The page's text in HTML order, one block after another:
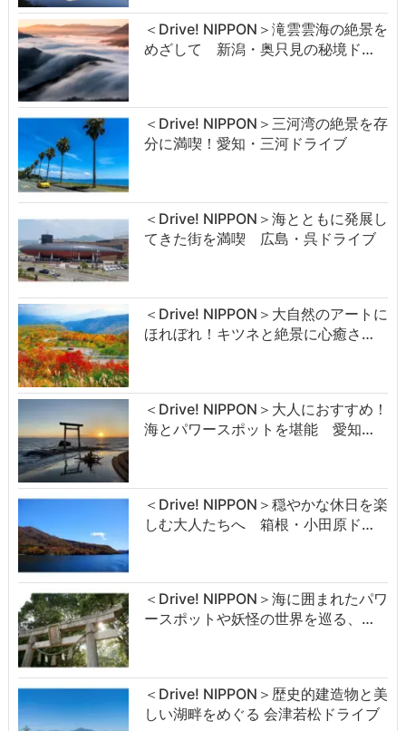
＜Drive! NIPPON＞滝雲雲海の絶景を
めざして 新潟・奥只見の秘境ド…
＜Drive! NIPPON＞三河湾の絶景を存
分に満喫！愛知・三河ドライブ
＜Drive! NIPPON＞海とともに発展し
てきた街を満喫 広島・呉ドライブ
＜Drive! NIPPON＞大自然のアートに
ほれぼれ！キツネと絶景に心癒さ…
＜Drive! NIPPON＞大人におすすめ！
海とパワースポットを堪能 愛知…
＜Drive! NIPPON＞穏やかな休日を楽
しむ大人たちへ 箱根・小田原ド…
＜Drive! NIPPON＞海に囲まれたパワ
ースポットや妖怪の世界を巡る、…
＜Drive! NIPPON＞歴史的建造物と美
しい湖畔をめぐる 会津若松ドライブ